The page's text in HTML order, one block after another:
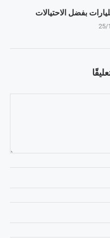
بفضل الاحتيالات
25/